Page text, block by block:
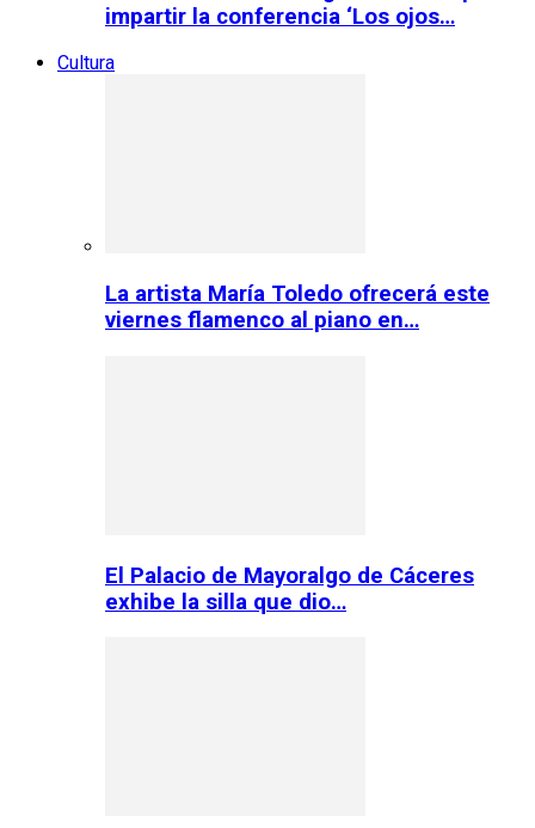
impartir la conferencia ‘Los ojos…
Cultura
La artista María Toledo ofrecerá este
viernes flamenco al piano en…
El Palacio de Mayoralgo de Cáceres
exhibe la silla que dio…